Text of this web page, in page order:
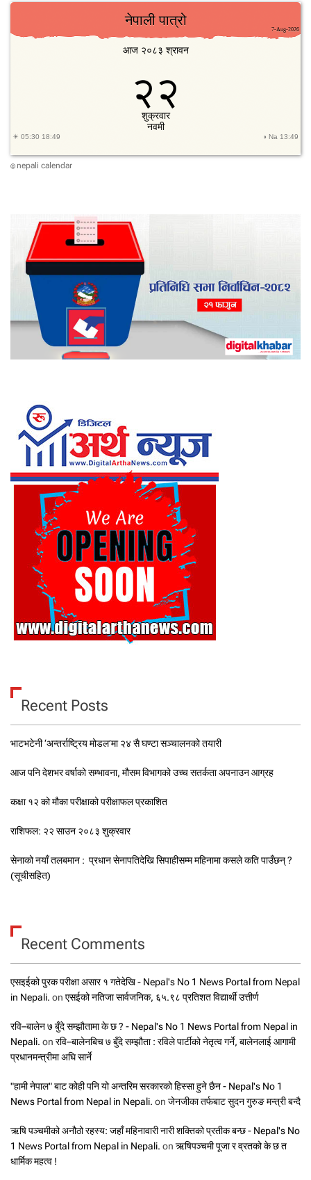
© nepali calendar
Recent Posts
भाटभटेनी ‘अन्तर्राष्ट्रिय मोडल’मा २४ सै घण्टा सञ्चालनको तयारी
आज पनि देशभर वर्षाको सम्भावना, मौसम विभागको उच्च सतर्कता अपनाउन आग्रह
कक्षा १२ को मौका परीक्षाको परीक्षाफल प्रकाशित
राशिफल: २२ साउन २०८३ शुक्रवार
सेनाको नयाँ तलबमान : प्रधान सेनापतिदेखि सिपाहीसम्म महिनामा कसले कति पाउँछन् ?
(सूचीसहित)
Recent Comments
एसइईको पुरक परीक्षा असार १ गतेदेखि - Nepal's No 1 News Portal from Nepal
in Nepali. on एसईको नतिजा सार्वजनिक, ६५.९८ प्रतिशत विद्यार्थी उत्तीर्ण
रवि–बालेन ७ बुँदे सम्झौतामा के छ ? - Nepal's No 1 News Portal from Nepal in
Nepali. on रवि–बालेनबिच ७ बुँदे सम्झौता : रविले पार्टीको नेतृत्व गर्ने, बालेनलाई आगामी
प्रधानमन्त्रीमा अघि सार्ने
"हामी नेपाल" बाट कोही पनि यो अन्तरिम सरकारको हिस्सा हुने छैन - Nepal's No 1
News Portal from Nepal in Nepali. on जेनजीका तर्फबाट सुदन गुरुङ मन्त्री बन्दै
ऋषि पञ्चमीको अनौठो रहस्य: जहाँ महिनावारी नारी शक्तिको प्रतीक बन्छ - Nepal's No
1 News Portal from Nepal in Nepali. on ऋषिपञ्चमी पूजा र व्रतको के छ त
धार्मिक महत्व !